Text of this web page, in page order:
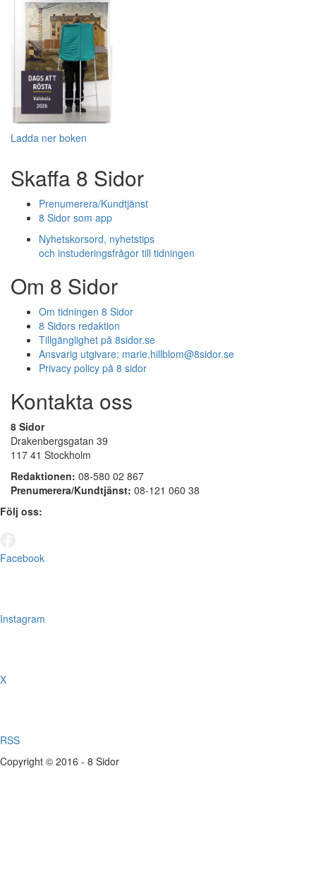
Ladda ner boken
Skaffa 8 Sidor
Prenumerera/Kundtjänst
8 Sidor som app
Nyhetskorsord, nyhetstips
och instuderingsfrågor till tidningen
Om 8 Sidor
Om tidningen 8 Sidor
8 Sidors redaktion
Tillgänglighet på 8sidor.se
Ansvarig utgivare: marie.hillblom@8sidor.se
Privacy policy på 8 sidor
Kontakta oss
8 Sidor
Drakenbergsgatan 39
117 41 Stockholm
Redaktionen: 08-580 02 867
Prenumerera/Kundtjänst: 08-121 060 38
Följ oss:
Facebook
Instagram
X
RSS
Copyright © 2016 - 8 Sidor